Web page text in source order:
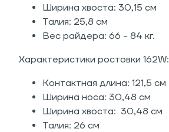
Ширина хвоста: 30,15 см
Талия: 25,8 см
Вес райдера: 66 - 84 кг.
Характеристики ростовки 162W:
Контактная длина: 121,5 см
Ширина носа: 30,48 см
Ширина хвоста: 30,48 см
Талия: 26 см